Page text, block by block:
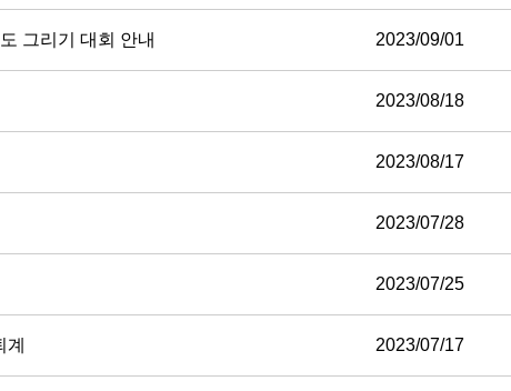
그리기 대회 안내 2023/09/01
2023/08/18
2023/08/17
2023/07/28
2023/07/25
2023/07/17